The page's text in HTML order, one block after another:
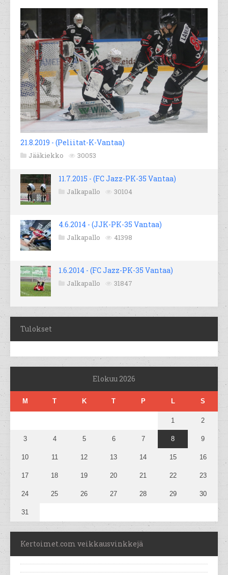
21.8.2019 - (Peliitat-K-Vantaa)
Jääkiekko 30053
11.7.2015 - (FC Jazz-PK-35 Vantaa)
Jalkapallo 30104
4.6.2014 - (JJK-PK-35 Vantaa)
Jalkapallo 41398
1.6.2014 - (FC Jazz-PK-35 Vantaa)
Jalkapallo 31847
Tulokset
Elokuu 2026
M T K T P L S
1 2
3 4 5 6 7 8 9
10 11 12 13 14 15 16
17 18 19 20 21 22 23
24 25 26 27 28 29 30
31
Kertoimet.com veikkausvinkkejä